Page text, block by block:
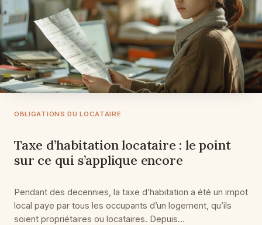
OBLIGATIONS DU LOCATAIRE
Taxe d’habitation locataire : le point
sur ce qui s’applique encore
Pendant des decennies, la taxe d’habitation a été un impot
local paye par tous les occupants d’un logement, qu’ils
soient propriétaires ou locataires. Depuis…